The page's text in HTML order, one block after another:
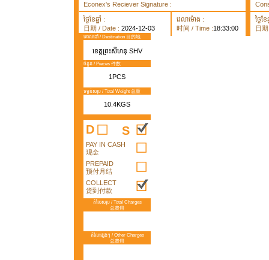
Econex's Reciever Signature :
ថ្ងៃខែឆ្នាំ :
日期 / Date : 2024-12-03
វេលាម៉ោង :
时间 / Time :18:33:00
ថ្ងៃខែ
日
គោលដៅ / Destination 目的地
ខេត្តព្រះសីហនុ SHV
ចំនួន / Pieces 件数
1PCS
ទម្ងន់សរុប / Total Weight 总重
10.4KGS
D S
PAY IN CASH
现金
PREPAID
预付月结
COLLECT
货到付款
តំលៃសរុប / Total Charges
总费用
តំលៃផ្សេងៗ / Other Charges
总费用